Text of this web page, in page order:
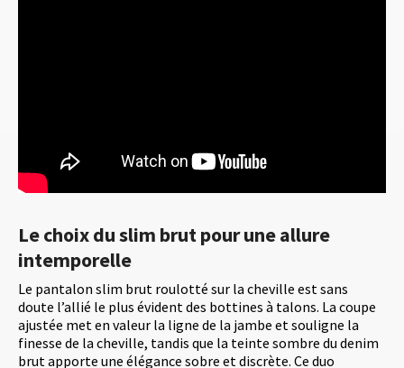
Le choix du slim brut pour une allure
intemporelle
Le pantalon slim brut roulotté sur la cheville est sans
doute l’allié le plus évident des bottines à talons. La coupe
ajustée met en valeur la ligne de la jambe et souligne la
finesse de la cheville, tandis que la teinte sombre du denim
brut apporte une élégance sobre et discrète. Ce duo